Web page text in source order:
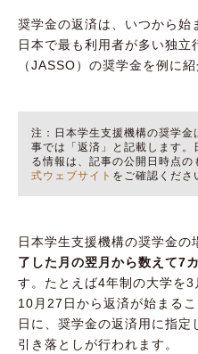
奨学金の返済は、いつから始
日本で最も利用者が多い独
（JASSO）の奨学金を例に紹
注：日本学生支援機構の奨学
事では「返済」と記載します
る情報は、記事の公開日時点
式ウェブサイト をご確認くださ
日本学生支援機構の奨学金の
了した月の翌月から数えて7
す。たとえば4年制の大学を
10月27日から返済が始まる
日に、奨学金の返済用に指定
引き落としが行われます。